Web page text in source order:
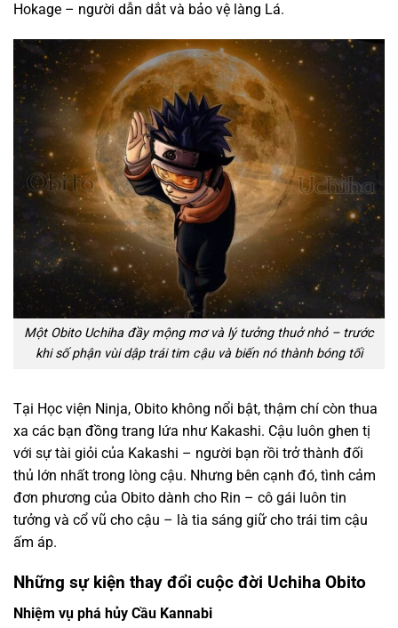
Hokage – người dẫn dắt và bảo vệ làng Lá.
Một Obito Uchiha đầy mộng mơ và lý tưởng thuở nhỏ – trước
khi số phận vùi dập trái tim cậu và biến nó thành bóng tối
Tại Học viện Ninja, Obito không nổi bật, thậm chí còn thua
xa các bạn đồng trang lứa như Kakashi. Cậu luôn ghen tị
với sự tài giỏi của Kakashi – người bạn rồi trở thành đối
thủ lớn nhất trong lòng cậu. Nhưng bên cạnh đó, tình cảm
đơn phương của Obito dành cho Rin – cô gái luôn tin
tưởng và cổ vũ cho cậu – là tia sáng giữ cho trái tim cậu
ấm áp.
Những sự kiện thay đổi cuộc đời Uchiha Obito
Nhiệm vụ phá hủy Cầu Kannabi